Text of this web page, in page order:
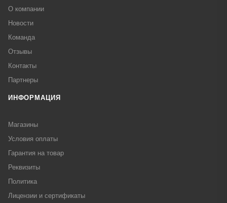
О компании
Новости
Команда
Отзывы
Контакты
Партнеры
ИНФОРМАЦИЯ
Магазины
Условия оплаты
Гарантия на товар
Реквизиты
Политика
Лицензии и сертификаты